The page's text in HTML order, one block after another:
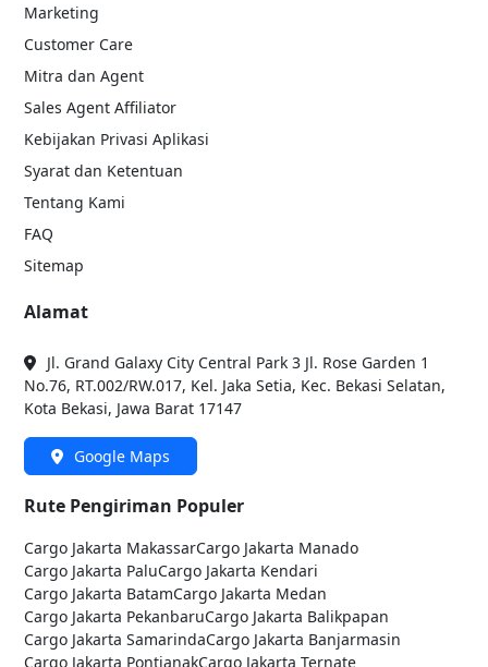
Marketing
Customer Care
Mitra dan Agent
Sales Agent Affiliator
Kebijakan Privasi Aplikasi
Syarat dan Ketentuan
Tentang Kami
FAQ
Sitemap
Alamat
Jl. Grand Galaxy City Central Park 3 Jl. Rose Garden 1
No.76, RT.002/RW.017, Kel. Jaka Setia, Kec. Bekasi Selatan,
Kota Bekasi, Jawa Barat 17147
Google Maps
Rute Pengiriman Populer
Cargo Jakarta MakassarCargo Jakarta Manado
Cargo Jakarta PaluCargo Jakarta Kendari
Cargo Jakarta BatamCargo Jakarta Medan
Cargo Jakarta PekanbaruCargo Jakarta Balikpapan
Cargo Jakarta SamarindaCargo Jakarta Banjarmasin
Cargo Jakarta PontianakCargo Jakarta Ternate